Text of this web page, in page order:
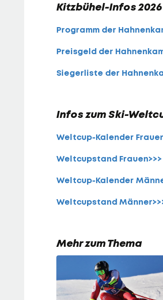
Kitzbühel-Infos 2026
Programm der
Preisgeld der
Siegerliste der
Infos zum Ski-
Weltcup-Kalender
Weltcupstand Frauen>>>
Weltcup-Kalender
Weltcupstand
Mehr zum Thema